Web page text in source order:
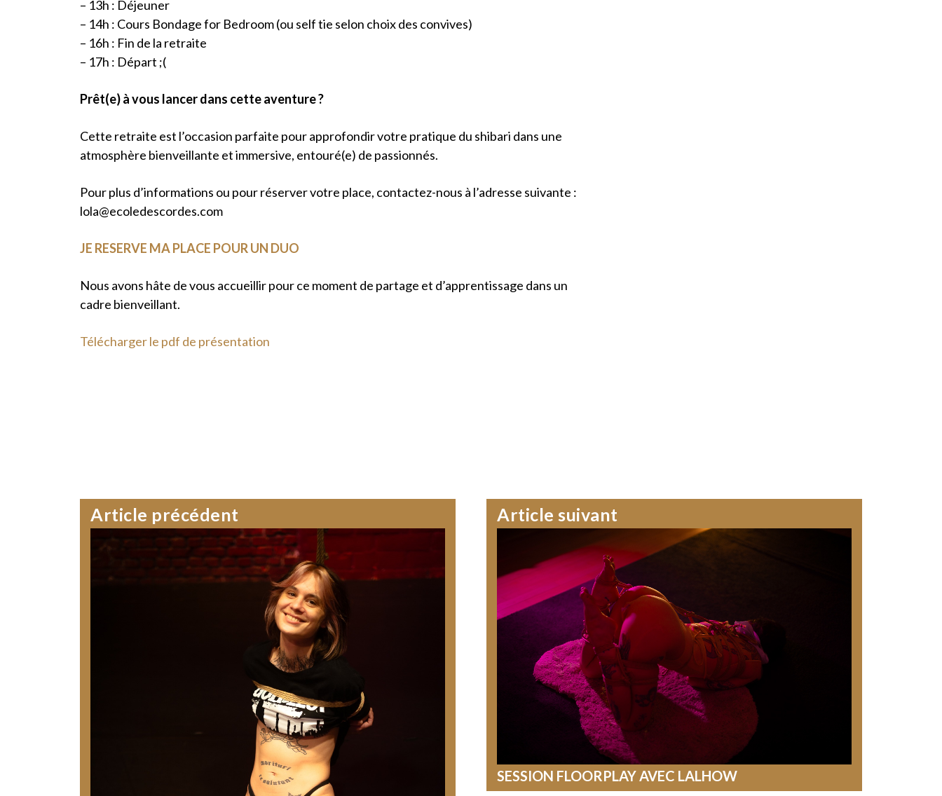
– 13h : Déjeuner
– 14h : Cours Bondage for Bedroom (ou self tie selon choix des convives)
– 16h : Fin de la retraite
– 17h : Départ ;(
Prêt(e) à vous lancer dans cette aventure ?
Cette retraite est l’occasion parfaite pour approfondir votre pratique du shibari dans une
atmosphère bienveillante et immersive, entouré(e) de passionnés.
Pour plus d’informations ou pour réserver votre place, contactez-nous à l’adresse suivante :
lola@ecoledescordes.com
JE RESERVE MA PLACE POUR UN DUO
Nous avons hâte de vous accueillir pour ce moment de partage et d’apprentissage dans un
cadre bienveillant.
Télécharger le pdf de présentation
Article précédent Article suivant
SESSION FLOORPLAY AVEC LALHOW